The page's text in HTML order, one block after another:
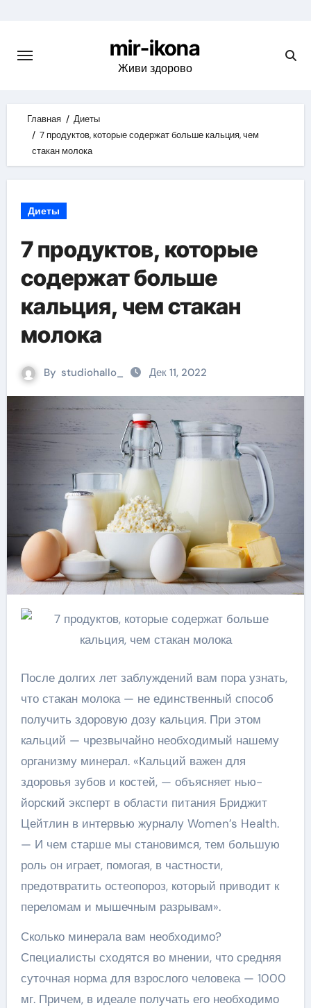
content
mir-ikona
Живи здорово
Главная
Диеты
7 продуктов, которые содержат больше кальция, чем
стакан молока
Диеты
7 продуктов, которые
содержат больше
кальция, чем стакан
молока
By studiohallo_ Дек 11, 2022
После долгих лет заблуждений вам пора узнать,
что стакан молока — не единственный способ
получить здоровую дозу кальция. При этом
кальций — чрезвычайно необходимый нашему
организму минерал. «Кальций важен для
здоровья зубов и костей, — объясняет нью-
йорский эксперт в области питания Бриджит
Цейтлин в интервью журналу Women’s Health.
— И чем старше мы становимся, тем большую
роль он играет, помогая, в частности,
предотвратить остеопороз, который приводит к
переломам и мышечным разрывам».
Сколько минерала вам необходимо?
Специалисты сходятся во мнении, что средняя
суточная норма для взрослого человека — 1000
мг. Причем, в идеале получать его необходимо